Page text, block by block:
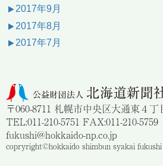
2017年9月
2017年8月
2017年7月
〒060-8711 札幌市中央区大通東４丁
TEL:011-210-5751 FAX:011-210-5759
fukushi@hokkaido-np.co.jp
copryright©hokkaido shimbun syakai